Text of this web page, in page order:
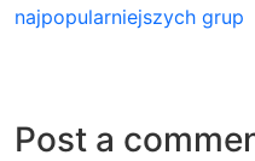
najpopularniejszych grup
Post a